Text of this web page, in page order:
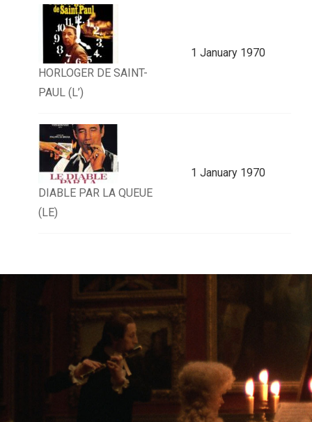
HORLOGER DE SAINT-
PAUL (L’)
1 January 1970
DIABLE PAR LA QUEUE
(LE)
1 January 1970